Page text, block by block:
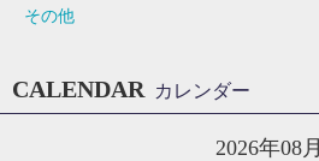
その他
CALENDAR カレンダー
2026年08月